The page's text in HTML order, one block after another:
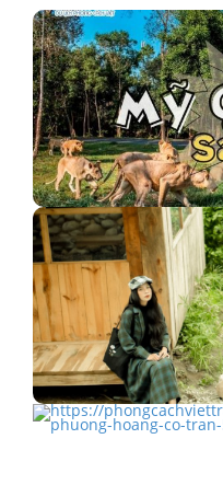
TOUR CHÂU ĐỐC NÚI
Mỹ Quỳnh Safari -
Check-in Vườn cổ